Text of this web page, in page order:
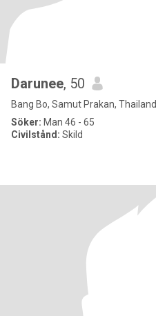
Darunee, 50
Bang Bo, Samut Prakan, Thailand
Söker: Man 46 - 65
Civilstånd: Skild